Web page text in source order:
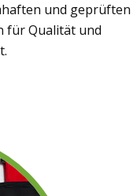
und geprüften
für Qualität und